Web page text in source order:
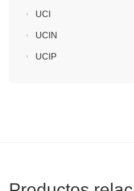
UCI
UCIN
UCIP